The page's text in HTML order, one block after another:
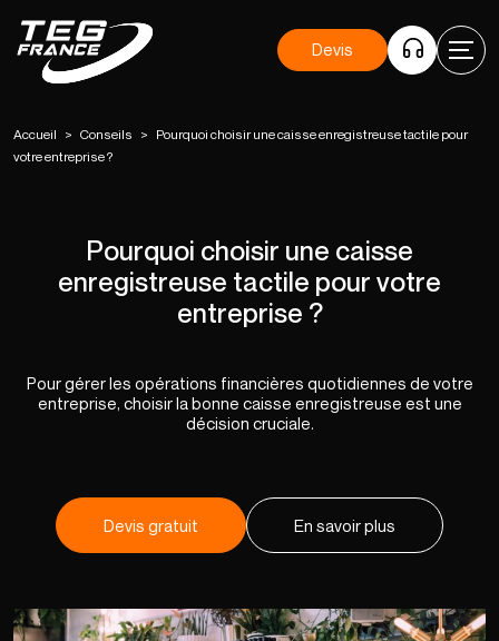
Devis
Accueil > Conseils > Pourquoi choisir une caisse enregistreuse tactile pour
votre entreprise ?
Pourquoi choisir une caisse
enregistreuse tactile pour votre
entreprise ?
Pour gérer les opérations financières quotidiennes de votre
entreprise, choisir la bonne caisse enregistreuse est une
décision cruciale.
Devis gratuit En savoir plus